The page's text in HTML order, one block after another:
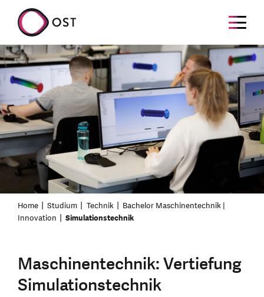
Home Studium Technik
Bachelor Maschinentechnik |
Innovation
Simulationstechnik
Maschinentechnik: Vertiefung
Simulationstechnik